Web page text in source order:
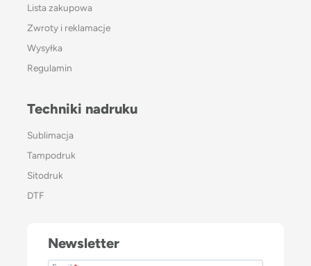
Lista zakupowa
Zwroty i reklamacje
Wysyłka
Regulamin
Techniki nadruku
Sublimacja
Tampodruk
Sitodruk
DTF
Newsletter